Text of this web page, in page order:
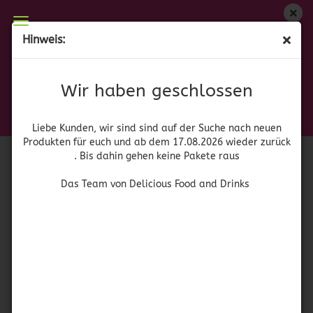
Hinweis:
Wir haben geschlossen
Liebe Kunden, wir sind sind auf der Suche nach neuen
Produkten für euch und ab dem 17.08.2026 wieder zurück
. Bis dahin gehen keine Pakete raus
Das Team von Delicious Food and Drinks
Wir haben geschlossen
zurück. Bis dahin gehen keine Pakete raus
Das Team von Delicious Food and Drinks
52955)